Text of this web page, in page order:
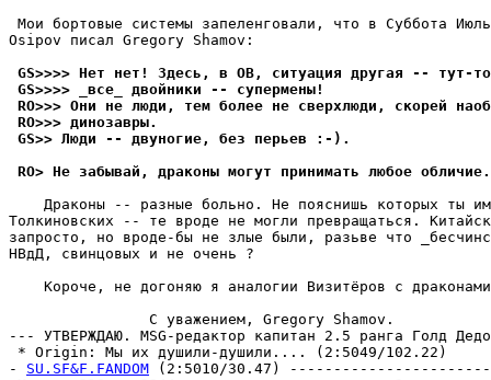
Мои бортовые системы запеленговали, что в Суббота
Osipov писал Gregory Shamov:
GS>>>> Нет нет! Здесь, в ОВ, ситyация дpyгая -- тyт-то
GS>>>> _все_ двойники -- сyпеpмены!
RO>>> Они не люди, тем более не сверхлюди, скорей
RO>>> динозавpы.
GS>> Люди -- двyногие, без перьев :-).
RO> Не забывай, драконы могyт принимать любое обличие.
Драконы -- разные больно. Не пояснишь которых ты
Толкиновских -- те вроде не могли превращаться.
запросто, но вроде-бы не злые были, разьве что
НВдД, свинцовых и не очень ?
Короче, не догоняю я аналогии Визитёров с
                C уважением, Gregory Shamov.
--- УТВЕРЖДАЮ. MSG-редактор капитан 2.5 ранга Голд
* Origin: Мы их душили-душили.... (2:5049/102.22)
- SU.SF&F.FANDOM (2:5010/30.47)